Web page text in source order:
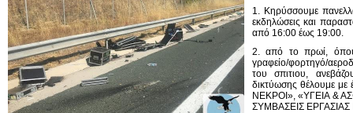
1. Κηρύσσουμε
εκδηλώσεις και
από 16:00 έως 19:00.
2. από το πρωί, όπου
γραφείο/φορτηγό/
του σπιτιου,
δικτύωσης θέλουμε
ΝΕΚΡΟΙ», «ΥΓΕΙΑ &
ΣΥΜΒΑΣΕΙΣ